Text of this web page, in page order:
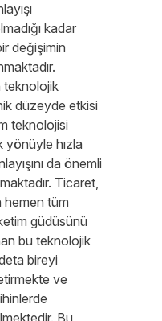
kadar
değişimin
teknolojik
düzeyde etkisi
teknolojisi
yönüyle hızla
da önemli
Ticaret,
hemen tüm
güdüsünü
bu teknolojik
bireyi
ve
Bu